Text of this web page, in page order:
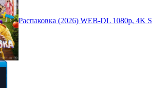
Распаковка (2026) WEB-DL 1080p, 4K